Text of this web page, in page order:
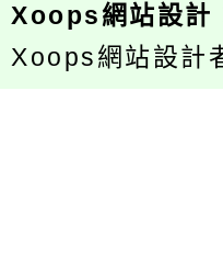
Xoops網站設計
Xoops網站設計